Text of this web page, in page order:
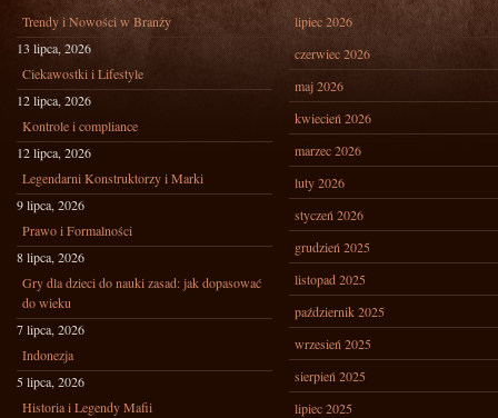
Trendy i Nowości w Branży
13 lipca, 2026
Ciekawostki i Lifestyle
12 lipca, 2026
Kontrole i compliance
12 lipca, 2026
Legendarni Konstruktorzy i Marki
9 lipca, 2026
Prawo i Formalności
8 lipca, 2026
Gry dla dzieci do nauki zasad: jak dopasować
do wieku
7 lipca, 2026
Indonezja
5 lipca, 2026
Historia i Legendy Mafii
lipiec 2026
czerwiec 2026
maj 2026
kwiecień 2026
marzec 2026
luty 2026
styczeń 2026
grudzień 2025
listopad 2025
październik 2025
wrzesień 2025
sierpień 2025
lipiec 2025